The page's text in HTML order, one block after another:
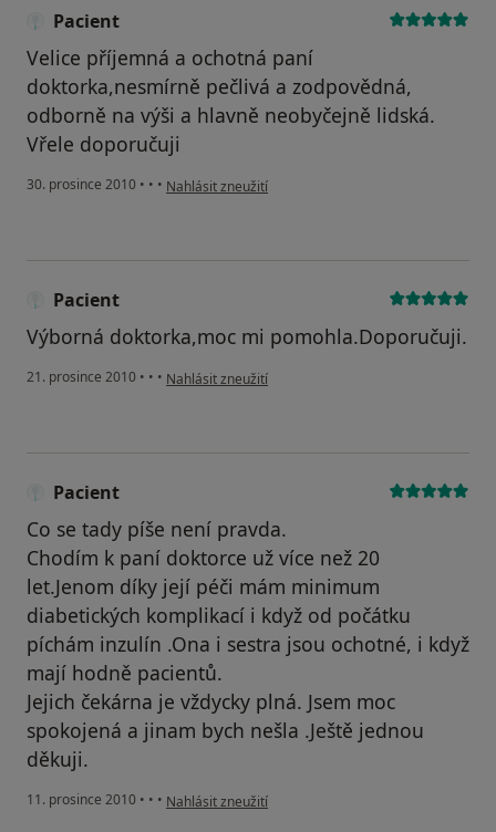
Pacient
Velice příjemná a ochotná paní
doktorka,nesmírně pečlivá a zodpovědná,
odborně na výši a hlavně neobyčejně lidská.
Vřele doporučuji
30. prosince 2010 • • • podle názoru uživatele Pacient
Nahlásit zneužití
Pacient
Výborná doktorka,moc mi pomohla.Doporučuji.
21. prosince 2010 • • • podle názoru uživatele Pacient
Nahlásit zneužití
Pacient
Co se tady píše není pravda.
Chodím k paní doktorce už více než 20
let.Jenom díky její péči mám minimum
diabetických komplikací i když od počátku
píchám inzulín .Ona i sestra jsou ochotné, i když
mají hodně pacientů.
Jejich čekárna je vždycky plná. Jsem moc
spokojená a jinam bych nešla .Ještě jednou
děkuji.
11. prosince 2010 • • • podle názoru uživatele Pacient
Nahlásit zneužití